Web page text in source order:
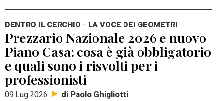
DENTRO IL CERCHIO - LA VOCE DEI GEOMETRI
Prezzario Nazionale 2026 e nuovo
Piano Casa: cosa è già obbligatorio
e quali sono i risvolti per i
professionisti
09 Lug 2026 di Paolo Ghigliotti